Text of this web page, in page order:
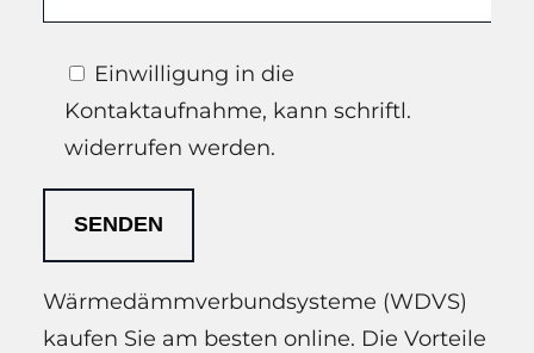
Einwilligung in die
Kontaktaufnahme, kann schriftl.
widerrufen werden.
Wärmedämmverbundsysteme (WDVS)
kaufen Sie am besten online. Die Vorteile